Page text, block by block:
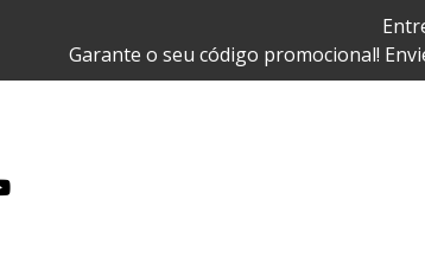
Garante o seu código promocional!